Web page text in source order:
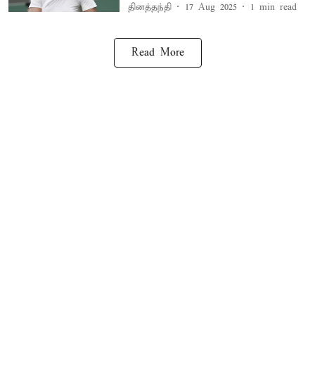
தினத்தந்தி 17 Aug 2025 1 min read
Read More